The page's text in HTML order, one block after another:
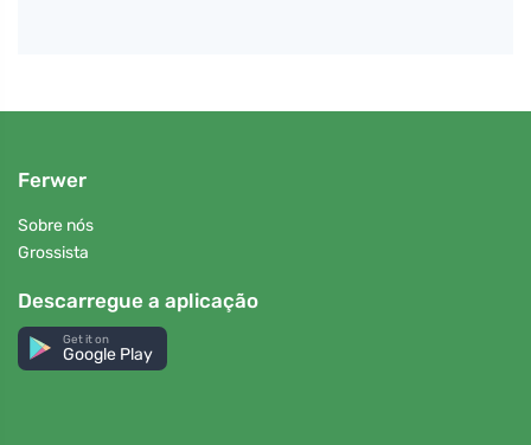
Ferwer
Sobre nós
Grossista
Descarregue a aplicação
Get it on
Google Play